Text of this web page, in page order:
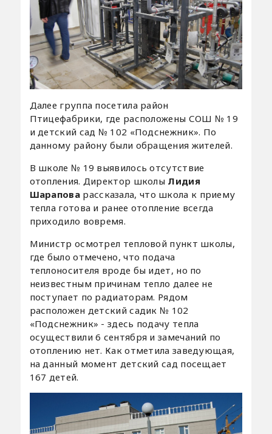
Далее группа посетила район
Птицефабрики, где расположены СОШ № 19
и детский сад № 102 «Подснежник». По
данному району были обращения жителей.
В школе № 19 выявилось отсутствие
отопления. Директор школы Лидия
Шарапова рассказала, что школа к приему
тепла готова и ранее отопление всегда
приходило вовремя.
Министр осмотрел тепловой пункт школы,
где было отмечено, что подача
теплоносителя вроде бы идет, но по
неизвестным причинам тепло далее не
поступает по радиаторам. Рядом
расположен детский садик № 102
«Подснежник» - здесь подачу тепла
осуществили 6 сентября и замечаний по
отоплению нет. Как отметила заведующая,
на данный момент детский сад посещает
167 детей.